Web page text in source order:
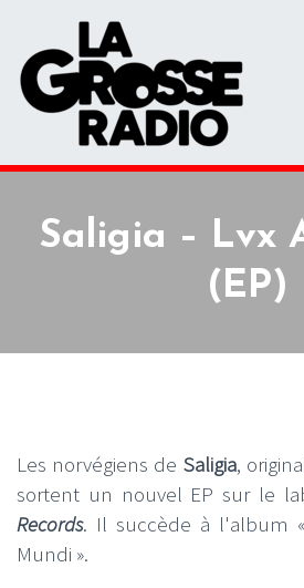
Saligia – Lvx
(EP)
Les norvégiens de Saligia,
sortent un nouvel EP sur le
Records. Il succède à l'album «
Mundi ».